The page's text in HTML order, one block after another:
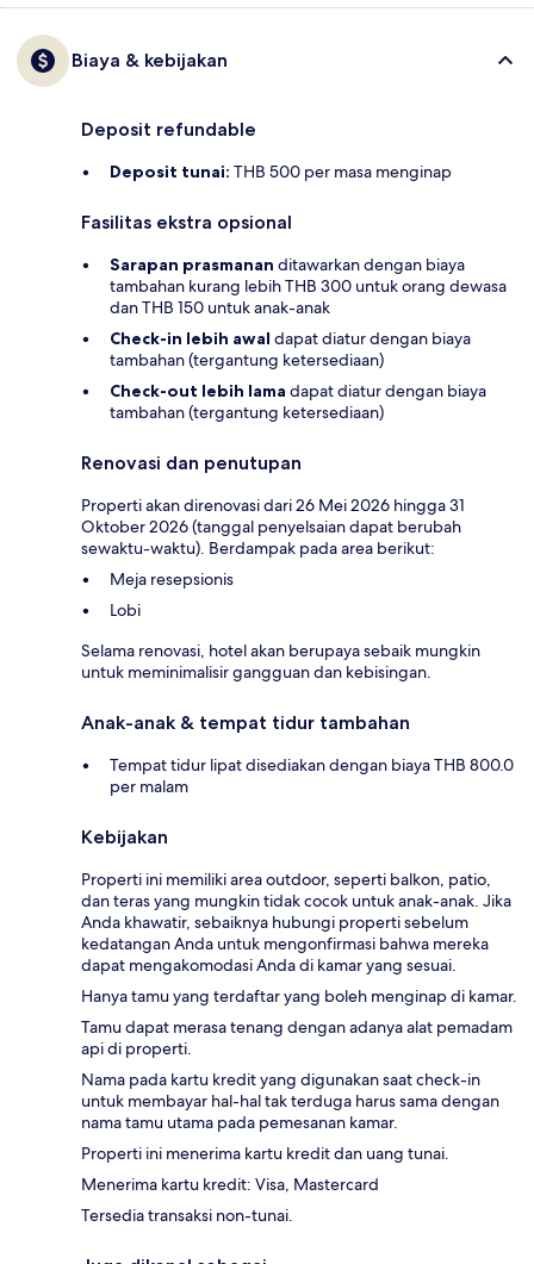
Biaya & kebijakan
Deposit refundable
Deposit tunai: THB 500 per masa menginap
Fasilitas ekstra opsional
Sarapan prasmanan ditawarkan dengan biaya
tambahan kurang lebih THB 300 untuk orang dewasa
dan THB 150 untuk anak-anak
Check-in lebih awal dapat diatur dengan biaya
tambahan (tergantung ketersediaan)
Check-out lebih lama dapat diatur dengan biaya
tambahan (tergantung ketersediaan)
Renovasi dan penutupan
Properti akan direnovasi dari 26 Mei 2026 hingga 31
Oktober 2026 (tanggal penyelsaian dapat berubah
sewaktu-waktu). Berdampak pada area berikut:
Meja resepsionis
Lobi
Selama renovasi, hotel akan berupaya sebaik mungkin
untuk meminimalisir gangguan dan kebisingan.
Anak-anak & tempat tidur tambahan
Tempat tidur lipat disediakan dengan biaya THB 800.0
per malam
Kebijakan
Properti ini memiliki area outdoor, seperti balkon, patio,
dan teras yang mungkin tidak cocok untuk anak-anak. Jika
Anda khawatir, sebaiknya hubungi properti sebelum
kedatangan Anda untuk mengonfirmasi bahwa mereka
dapat mengakomodasi Anda di kamar yang sesuai.
Hanya tamu yang terdaftar yang boleh menginap di kamar.
Tamu dapat merasa tenang dengan adanya alat pemadam
api di properti.
Nama pada kartu kredit yang digunakan saat check-in
untuk membayar hal-hal tak terduga harus sama dengan
nama tamu utama pada pemesanan kamar.
Properti ini menerima kartu kredit dan uang tunai.
Menerima kartu kredit: Visa, Mastercard
Tersedia transaksi non-tunai.